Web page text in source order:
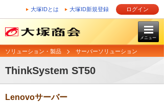
大塚IDとは 大塚ID新規登録 ログイン
メニュー
ソリューション・製品 サーバーソリューション
ThinkSystem ST50
Lenovoサーバー